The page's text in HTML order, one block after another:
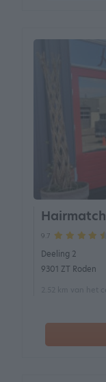
Hairmatch
9.7
Deeling 2
9301 ZT Roden